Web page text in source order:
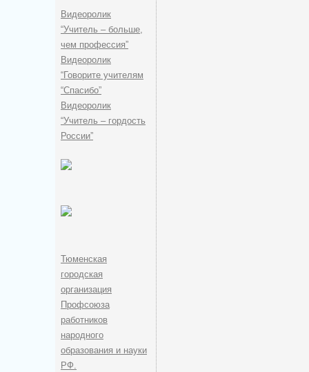
Видеоролик
“Учитель – больше,
чем профессия”
Видеоролик
“Говорите учителям
“Спасибо”
Видеоролик
“Учитель – гордость
России”
Тюменская
городская
организация
Профсоюза
работников
народного
образования и науки
РФ.